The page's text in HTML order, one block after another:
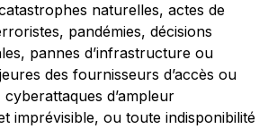
naturelles, actes de
pandémies, décisions
pannes d’infrastructure ou
des fournisseurs d’accès ou
cyberattaques d’ampleur
imprévisible, ou toute indisponibilité